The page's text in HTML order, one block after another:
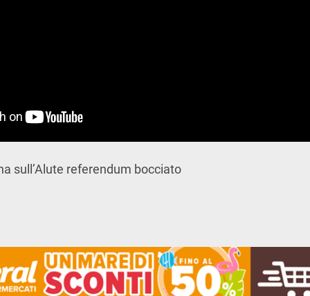
sull’Alute referendum bocciato